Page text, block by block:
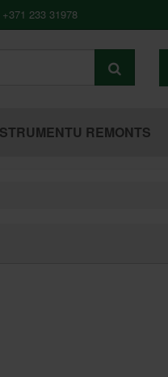
233 31978
REMONTS